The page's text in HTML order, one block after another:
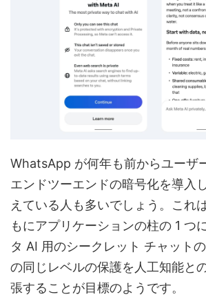
WhatsApp が何年も前からユーザ
エンドツーエンドの暗号化を導入
えている人も多いでしょう。これ
もにアプリケーションの柱の 1 つ
タ AI 用のシークレット チャット
の同じレベルの保護を人工知能と
張することが目標のようです。